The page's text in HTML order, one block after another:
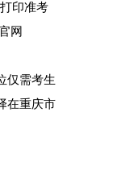
印准考
网
仅需考生
在重庆市